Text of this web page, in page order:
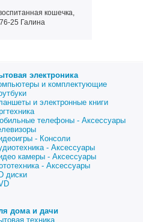
кошечка,
25 Галина
электроника
и комплектующие
и электронные книги
телефоны - Аксессуары
- Консоли
- Аксессуары
камеры - Аксессуары
- Аксессуары
диски
дома и дачи
техника